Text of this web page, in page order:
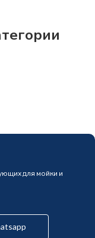
для мойки и